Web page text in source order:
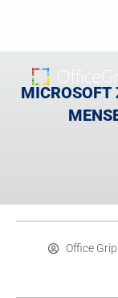
MICROSOFT
Office Grip